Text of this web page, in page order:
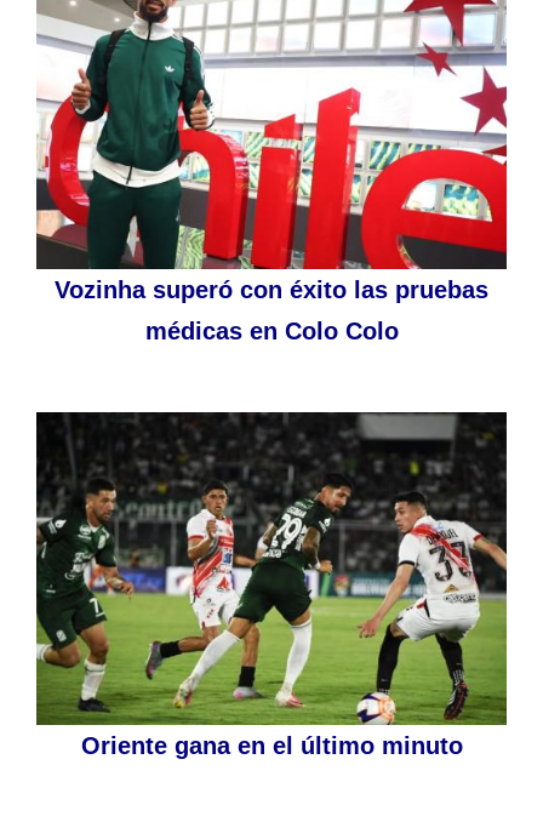
Vozinha superó con éxito las pruebas
médicas en Colo Colo
Oriente gana en el último minuto